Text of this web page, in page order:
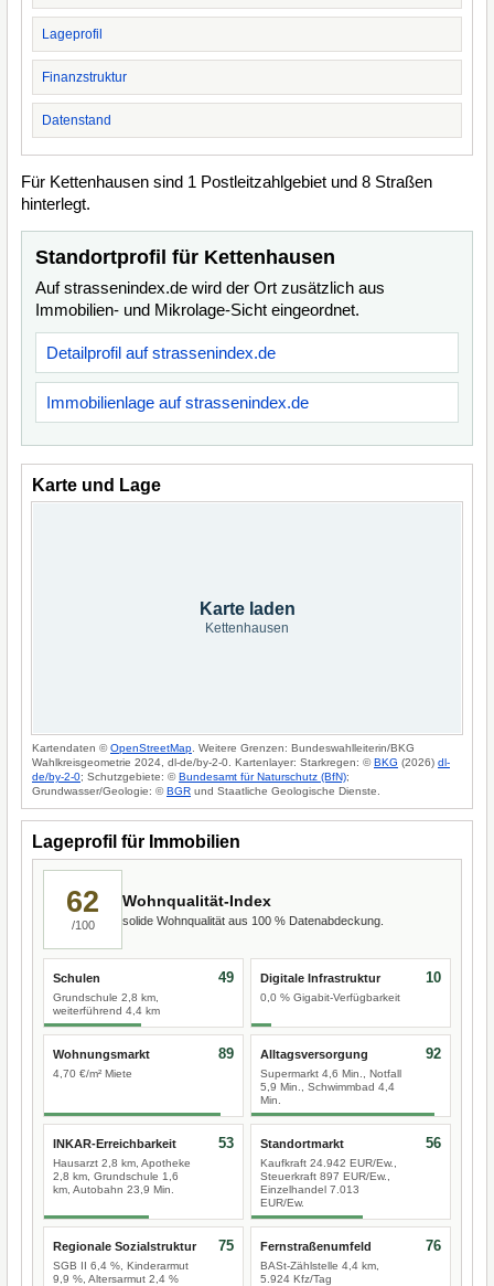
Lageprofil
Finanzstruktur
Datenstand
Für Kettenhausen sind 1 Postleitzahlgebiet und 8 Straßen
hinterlegt.
Standortprofil für Kettenhausen
Auf strassenindex.de wird der Ort zusätzlich aus
Immobilien- und Mikrolage-Sicht eingeordnet.
Detailprofil auf strassenindex.de
Immobilienlage auf strassenindex.de
Karte und Lage
Karte laden
Kettenhausen
Kartendaten ©OpenStreetMap . Weitere Grenzen: Bundeswahlleiterin/BKG
Wahlkreisgeometrie 2024, dl-de/by-2-0. Kartenlayer: Starkregen: ©BKG (2026) dl-
de/by-2-0; Schutzgebiete: ©Bundesamt für Naturschutz (BfN);
Grundwasser/Geologie: ©BGR und Staatliche Geologische Dienste.
Lageprofil für Immobilien
62
/100
Wohnqualität-Index
solide Wohnqualität aus 100 % Datenabdeckung.
Schulen
Grundschule 2,8 km,
weiterführend 4,4 km
49 Digitale Infrastruktur
0,0 % Gigabit-Verfügbarkeit
10
Wohnungsmarkt
4,70 €/m² Miete
89 Alltagsversorgung
Supermarkt 4,6 Min., Notfall
5,9 Min., Schwimmbad 4,4
Min.
92
INKAR-Erreichbarkeit
Hausarzt 2,8 km, Apotheke
2,8 km, Grundschule 1,6
km, Autobahn 23,9 Min.
53 Standortmarkt
Kaufkraft 24.942 EUR/Ew.,
Steuerkraft 897 EUR/Ew.,
Einzelhandel 7.013
EUR/Ew.
56
Regionale Sozialstruktur
SGB II 6,4 %, Kinderarmut
9,9 %, Altersarmut 2,4 %
75 Fernstraßenumfeld
BASt-Zählstelle 4,4 km,
5.924 Kfz/Tag
76